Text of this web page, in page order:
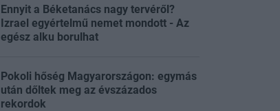
Ennyit a Béketanács nagy tervéről?
Izrael egyértelmű nemet mondott - Az
egész alku borulhat
Pokoli hőség Magyarországon: egymás
után dőltek meg az évszázados
rekordok